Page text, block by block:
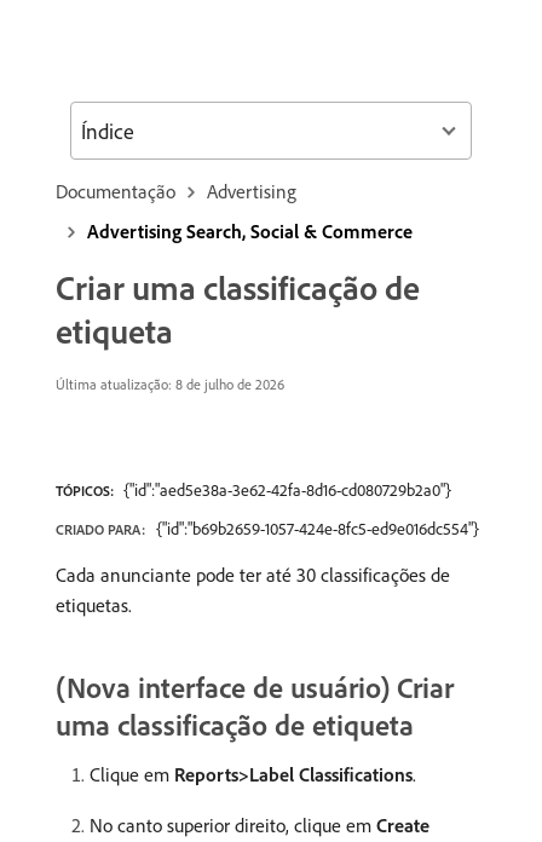
Documentação
Advertising
Advertising Search, Social & Commerce
Criar uma classificação de
etiqueta
Última atualização: 8 de julho de 2026
TÓPICOS: {"id":"aed5e38a-3e62-42fa-8d16-cd080729b2a0"}
CRIADO PARA: {"id":"b69b2659-1057-424e-8fc5-ed9e016dc554"}
Cada anunciante pode ter até 30 classificações de
etiquetas.
(Nova interface de usuário) Criar
uma classificação de etiqueta
Clique em Reports>Label Classifications.
No canto superior direito, clique em Create
Índice